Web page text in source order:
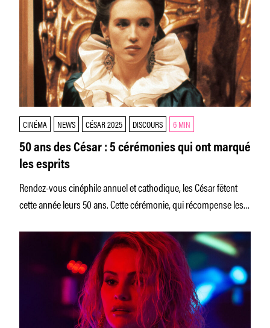
CINÉMA NEWS CÉSAR 2025 DISCOURS 6 MIN
50 ans des César : 5 cérémonies qui ont marqué
les esprits
Rendez-vous cinéphile annuel et cathodique, les César fêtent
cette année leurs 50 ans. Cette cérémonie, qui récompense les